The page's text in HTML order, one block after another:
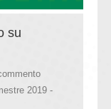
su
2019 -